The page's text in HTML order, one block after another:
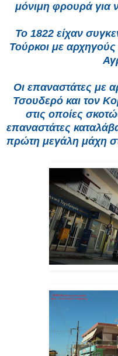
μόνιμη φρουρά για
Το 1822 είχαν
Τούρκοι με
Οι επαναστάτες με
Τσουδερό και τον
στις οποίες
επαναστάτες
πρώτη μεγάλη μάχη